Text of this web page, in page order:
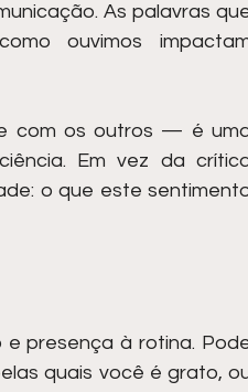
As palavras
ouvimos
com os outros — é
Em vez da
o que este
presença à rotina.
quais você é grato,